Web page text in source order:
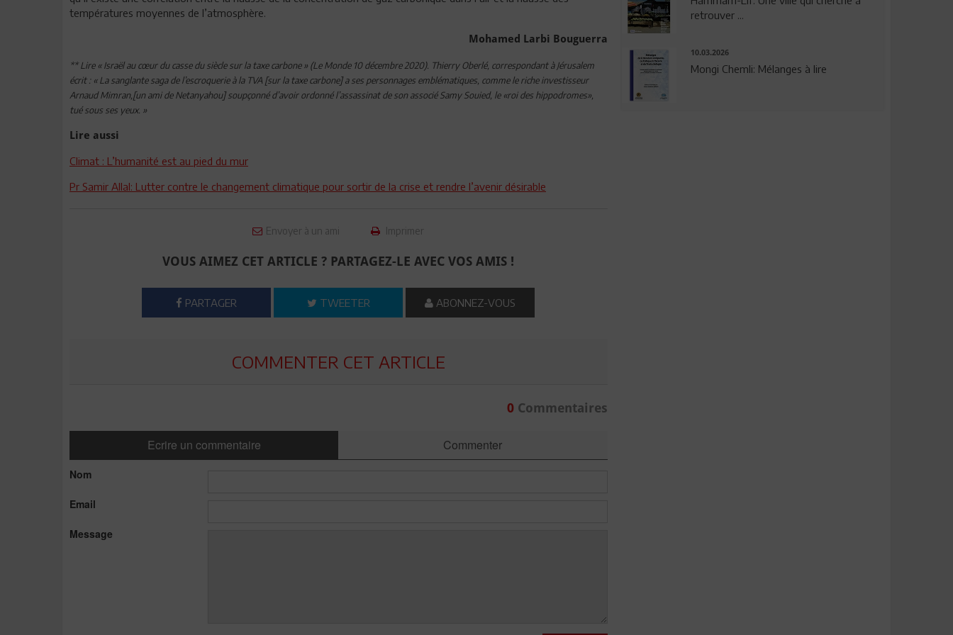
températures moyennes de l’atmosphère.
Mohamed Larbi Bouguerra
** Lire « Israël au cœur du casse du siècle sur la taxe carbone » (Le Monde 10 décembre 2020). Thierry Oberlé, correspondant à Jérusalem
écrit : « La sanglante saga de l’escroquerie à la TVA [sur la taxe carbone] a ses personnages emblématiques, comme le riche investisseur
Arnaud Mimran,[un ami de Netanyahou] soupçonné d’avoir ordonné l’assassinat de son associé Samy Souied, le «roi des hippodromes»,
tué sous ses yeux. »
Lire aussi
Climat : L’humanité est au pied du mur
Pr Samir Allal: Lutter contre le changement climatique pour sortir de la crise et rendre l’avenir désirable
Envoyer à un ami Imprimer
VOUS AIMEZ CET ARTICLE ? PARTAGEZ-LE AVEC VOS AMIS !
PARTAGER TWEETER ABONNEZ-VOUS
COMMENTER CET ARTICLE
0Commentaires
Ecrire un commentaire Commenter
Nom
Email
Message
retrouver ...
10.03.2026
Mongi Chemli: Mélanges à lire